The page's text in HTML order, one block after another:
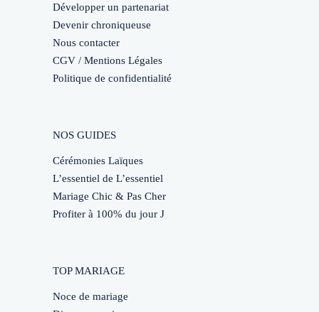
Développer un partenariat
Devenir chroniqueuse
Nous contacter
CGV / Mentions Légales
Politique de confidentialité
NOS GUIDES
Cérémonies Laïques
L’essentiel de L’essentiel
Mariage Chic & Pas Cher
Profiter à 100% du jour J
TOP MARIAGE
Noce de mariage